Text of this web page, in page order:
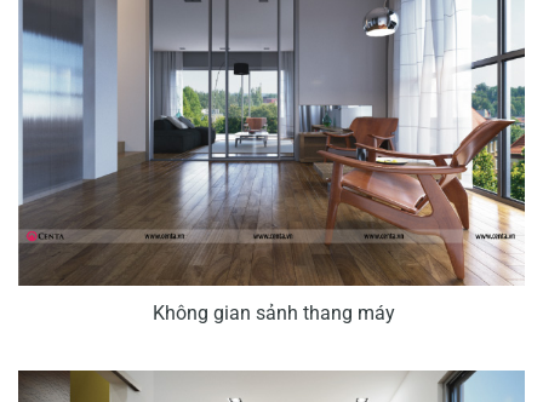
Không gian sảnh thang máy